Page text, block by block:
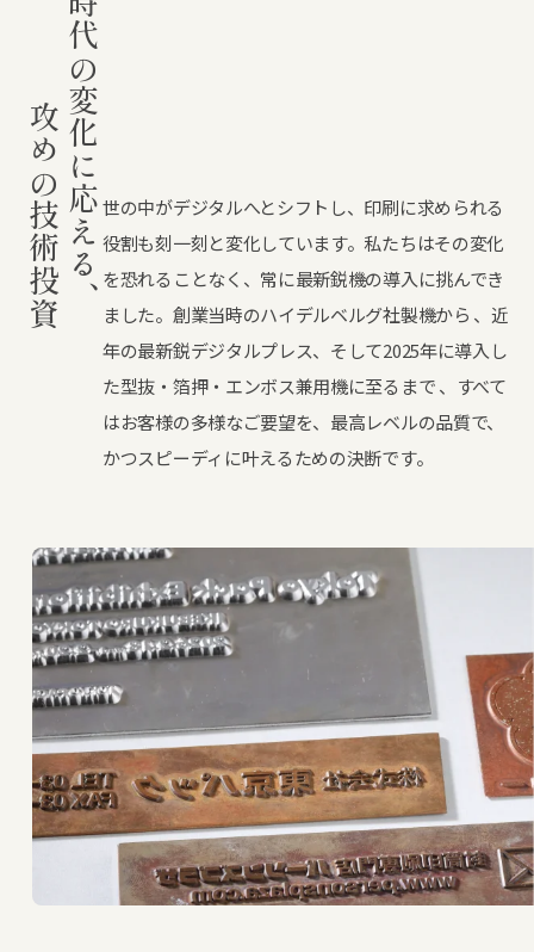
時代の変化に応える、
攻めの技術投資
世の中がデジタルへとシフトし、印刷に求められる
役割も刻一刻と変化しています。私たちはその変化
を恐れることなく、常に最新鋭機の導入に挑んでき
ました。創業当時のハイデルベルグ社製機から 、近
年の最新鋭デジタルプレス、そして2025年に導入し
た型抜・箔押・エンボス兼用機に至るまで 、すべて
はお客様の多様なご要望を、最高レベルの品質で、
かつスピーディに叶えるための決断です。